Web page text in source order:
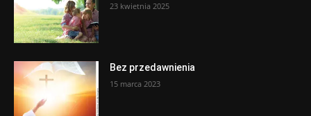
23 kwietnia 2025
Bez przedawnienia
15 marca 2023